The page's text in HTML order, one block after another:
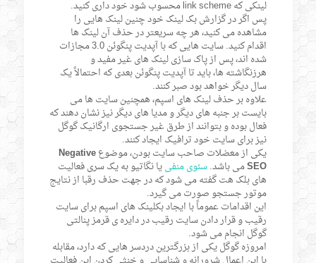
لینکی که link scheme محسوب شود خود داری کنید.
پس اگر در گزارش بک لینک خود چنین لینک هایی را
مشاهده می کنید، هر چه سریعتر در حذف آن لینک ها
اقدام کنید. سایت هایی که با آپدیت پنگوئن 3.0 مجازات
شده اند، پس از پاک سازی لینک های غیر مفید و
هرزنگاشته ها، باید تا آپدیت پنگوئن بعدی که احتمالاً یک
سال دیگر خواهد بود صبر کنند.
علاوه بر حذف لینک های اسپم، همچنین سایت ها می
بایست بر جنبه های دیگر و مدیا های دیگر نیز نشان دهند که
فعال بوده و بتوانند از طرق غیر جستجوی ارگانیک گوگل
نیز برای سایت خود ترافیک ایجاد کنند.
یکی از معضلات صاحب سایت بودن، موضوعNegative
SEOمی باشد.سئوی منفییا نگاتیو به یک سری فعالیت
های بلک هت گفته می شود که در جهت حذف رقبا از نتایج
موتور جستجو صورت می گیرد.
این اقدامات عموماً با ایجاد بکلینک های اسپم برای سایت
رقیب و قرار دادن سایت رقیب در دایره ی قرمز پنالتی
گوگل انجام می شود.
امروزه گوگل یکی از بزرگترین دردسر هایی که دارد، مقابله